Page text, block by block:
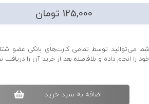
125,000 تومان
شما می‌توانید توسط تمامی کارت‌های بانکی عضو
خود را انجام داده و بلافاصله بعد از خرید آن را دریافت
اضافه به سبد خريد